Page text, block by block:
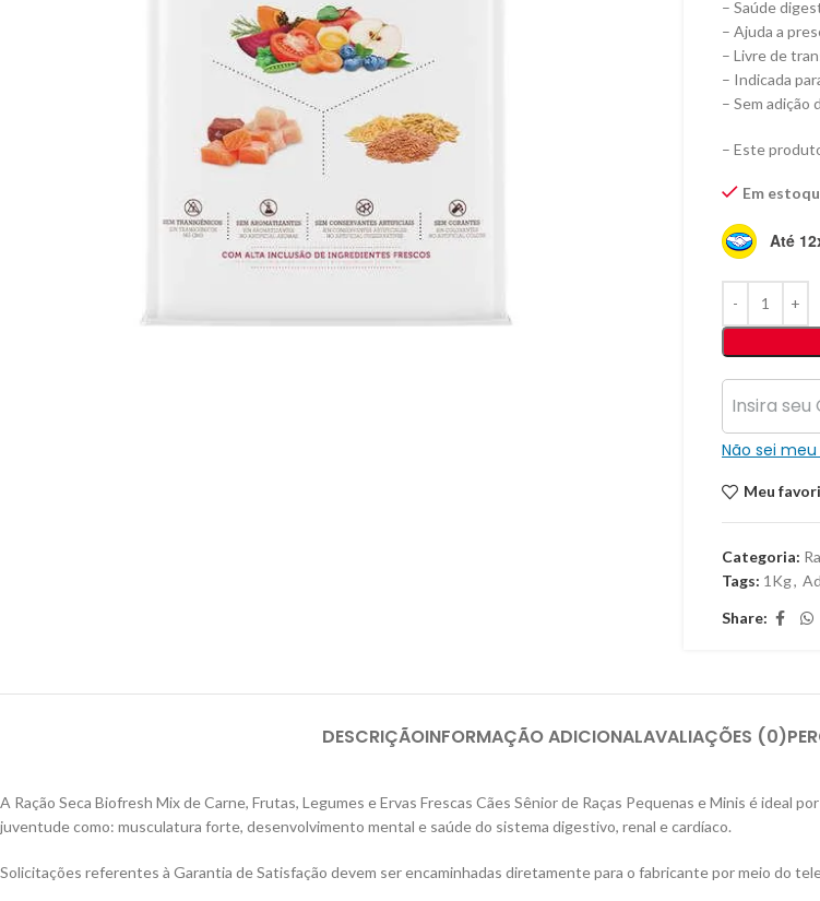
– Saúde
– Ajuda a
– Livre de
– Indicada
– Sem
– Este
Em
Até
Não sei meu
Meu
Categoria:
Tags: 1Kg,
Share:
DESCRIÇÃOINFORMAÇÃO ADICIONALAVALIAÇÕES (0)
A Ração Seca Biofresh Mix de Carne, Frutas, Legumes e Ervas Frescas Cães Sênior de Raças Pequenas e Minis é ideal
juventude como: musculatura forte, desenvolvimento mental e saúde do sistema digestivo, renal e cardíaco.
Solicitações referentes à Garantia de Satisfação devem ser encaminhadas diretamente para o fabricante por meio do